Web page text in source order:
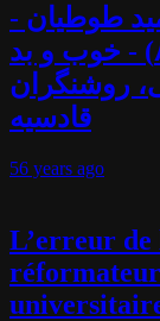
طوطیان -
تلاوت آیاتی از منجلاب قرآن (۸۳) - خوب و بد
روشنگران
قادسیه
56 years ago
L’erreur de